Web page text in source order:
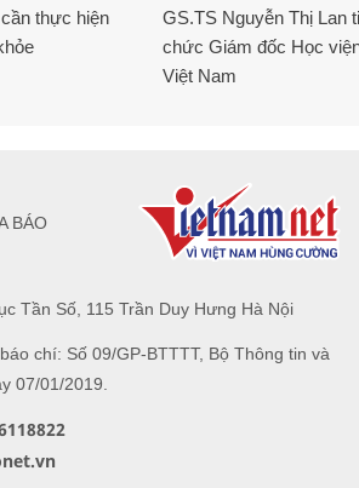
thực hiện
GS.TS Nguyễn Thị Lan
chức Giám đốc Học
Việt Nam
Tần Số, 115 Trần Duy Hưng Hà Nội
chí: Số 09/GP-BTTTT, Bộ Thông tin và
07/01/2019.
BÁO